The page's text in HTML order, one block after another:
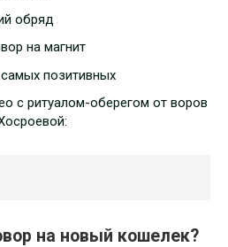
обряд
на магнит
позитивных
с ритуалом-оберегом от воров
на новый кошелек?